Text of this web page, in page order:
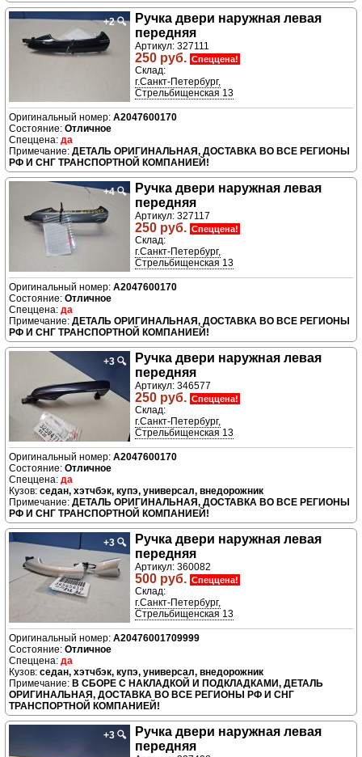
+2🔍
Ручка двери нaружная левая
передняя
Артикул: 327111
250 руб. Спеццена!
Склад:
г.Санкт-Петербург,
Стрельбищенская 13
A2047600170
Отличное
да
ДЕТАЛЬ ОРИГИНАЛЬНАЯ, ДОСТАВКА ВО ВСЕ РЕГИОНЫ
РФ И СНГ ТРАНСПОРТНОЙ КОМПАНИЕЙ!
+4🔍
Ручка двери нaружная левая
передняя
Артикул: 327117
250 руб. Спеццена!
Склад:
г.Санкт-Петербург,
Стрельбищенская 13
A2047600170
Отличное
да
ДЕТАЛЬ ОРИГИНАЛЬНАЯ, ДОСТАВКА ВО ВСЕ РЕГИОНЫ
РФ И СНГ ТРАНСПОРТНОЙ КОМПАНИЕЙ!
+3 🔍
Ручка двери нaружная левая
передняя
Артикул: 346577
250 руб. Спеццена!
Склад:
г.Санкт-Петербург,
Стрельбищенская 13
A2047600170
Отличное
да
седан, хэтчбэк, купэ, универсал, внедорожник
ДЕТАЛЬ ОРИГИНАЛЬНАЯ, ДОСТАВКА ВО ВСЕ РЕГИОНЫ
РФ И СНГ ТРАНСПОРТНОЙ КОМПАНИЕЙ!
+3 🔍
Ручка двери нaружная левая
передняя
Артикул: 360082
500 руб. Спеццена!
Склад:
г.Санкт-Петербург,
Стрельбищенская 13
A20476001709999
Отличное
да
седан, хэтчбэк, купэ, универсал, внедорожник
В СБОРЕ С НАКЛАДКОЙ И ПОДКЛАДКАМИ, ДЕТАЛЬ
ОРИГИНАЛЬНАЯ, ДОСТАВКА ВО ВСЕ РЕГИОНЫ РФ И СНГ
ТРАНСПОРТНОЙ КОМПАНИЕЙ!
+3 🔍
Ручка двери нaружная левая
передняя